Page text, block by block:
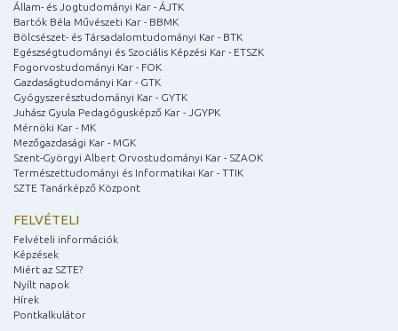
Állam- és Jogtudományi Kar - ÁJTK
Bartók Béla Művészeti Kar - BBMK
Bölcsészet- és Társadalomtudományi Kar - BTK
Egészségtudományi és Szociális Képzési Kar - ETSZK
Fogorvostudományi Kar - FOK
Gazdaságtudományi Kar - GTK
Gyógyszerésztudományi Kar - GYTK
Juhász Gyula Pedagógusképző Kar - JGYPK
Mérnöki Kar - MK
Mezőgazdasági Kar - MGK
Szent-Györgyi Albert Orvostudományi Kar - SZAOK
Természettudományi és Informatikai Kar - TTIK
SZTE Tanárképző Központ
FELVÉTELI
Felvételi információk
Képzések
Miért az SZTE?
Nyílt napok
Hírek
Pontkalkulátor